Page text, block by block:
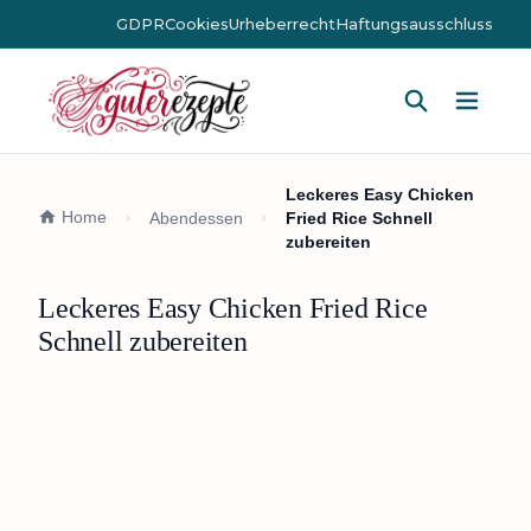
GDPRCookiesUrheberrechtHaftungsausschluss
Home Abendessen
Leckeres Easy Chicken
Fried Rice Schnell
zubereiten
Leckeres Easy Chicken Fried Rice
Schnell zubereiten